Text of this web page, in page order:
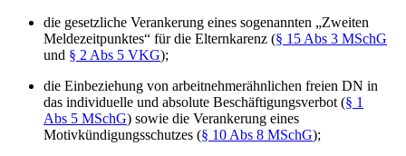
die gesetzliche Verankerung eines sogenannten „Zweiten
Meldezeitpunktes“ für die Elternkarenz (§ 15 Abs 3 MSchG
und § 2 Abs 5 VKG);
die Einbeziehung von arbeitnehmerähnlichen freien DN in
das individuelle und absolute Beschäftigungsverbot (§ 1
Abs 5 MSchG) sowie die Verankerung eines
Motivkündigungsschutzes (§ 10 Abs 8 MSchG);